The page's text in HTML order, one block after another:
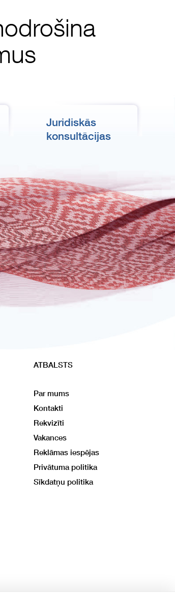
Juridiskās
konsultācijas
ATBALSTS
Par mums
Kontakti
Rekvizīti
Vakances
Reklāmas iespējas
Privātuma politika
Sīkdatņu politika